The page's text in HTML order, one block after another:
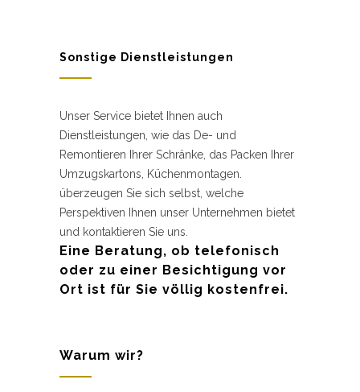
Sonstige Dienstleistungen
Unser Service bietet Ihnen auch
Dienstleistungen, wie das De- und
Remontieren Ihrer Schränke, das Packen Ihrer
Umzugskartons, Küchenmontagen.
überzeugen Sie sich selbst, welche
Perspektiven Ihnen unser Unternehmen bietet
und kontaktieren Sie uns.
Eine Beratung, ob telefonisch
oder zu einer Besichtigung vor
Ort ist für Sie völlig kostenfrei.
Warum wir?